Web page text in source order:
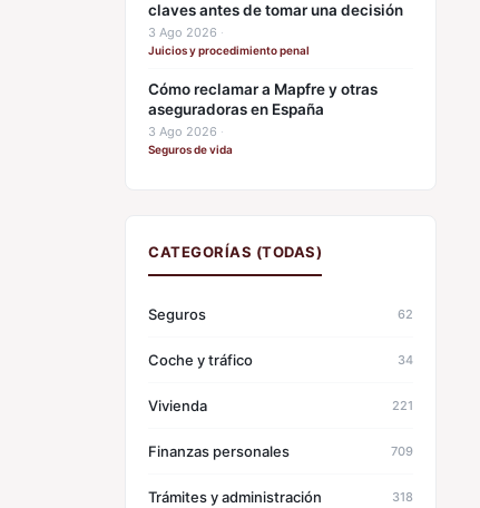
claves antes de tomar una decisión
3 Ago 2026 ·
Juicios y procedimiento penal
Cómo reclamar a Mapfre y otras
aseguradoras en España
3 Ago 2026 ·
Seguros de vida
CATEGORÍAS (TODAS)
Seguros 62
Coche y tráfico 34
Vivienda 221
Finanzas personales 709
Trámites y administración 318